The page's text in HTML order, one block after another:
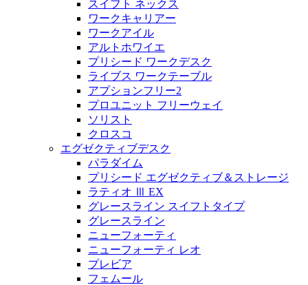
スイフト ネックス
ワークキャリアー
ワークアイル
アルトホワイエ
プリシード ワークデスク
ライブス ワークテーブル
アプションフリー2
プロユニット フリーウェイ
ソリスト
クロスコ
エグゼクティブデスク
パラダイム
プリシード エグゼクティブ＆ストレージ
ラティオ Ⅲ EX
グレースライン スイフトタイプ
グレースライン
ニューフォーティ
ニューフォーティ レオ
プレビア
フェムール